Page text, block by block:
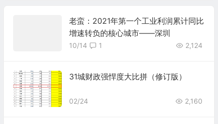
老蛮：2021年第一个工业利润累计同比
增速转负的核心城市——深圳
10/14 2,124
1
31城财政强悍度大比拼（修订版）
02/24 2,160